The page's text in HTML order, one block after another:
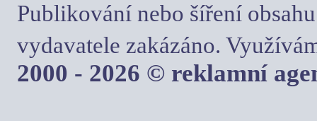
Publikování nebo šíření
vydavatele zakázáno.
2000 - 2026 © reklamní